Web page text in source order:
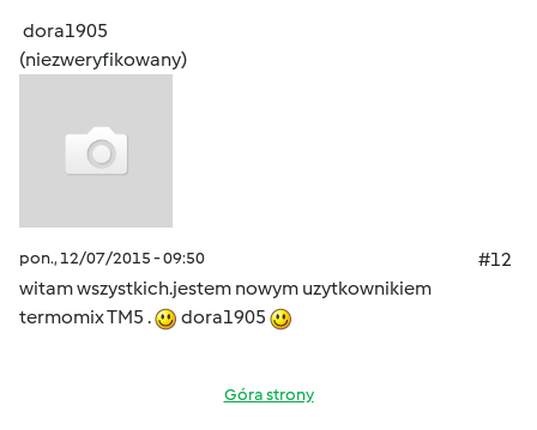
dora1905
(niezweryfikowany)
pon., 12/07/2015 - 09:50
#12
witam wszystkich.jestem nowym uzytkownikiem
termomix TM5 .
dora1905
Góra strony